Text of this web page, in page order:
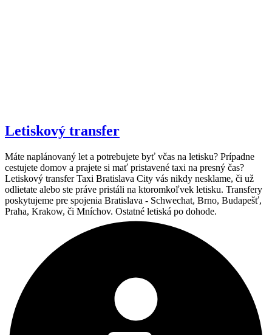
Letiskový transfer
Máte naplánovaný let a potrebujete byť včas na letisku? Prípadne
cestujete domov a prajete si mať pristavené taxi na presný čas?
Letiskový transfer Taxi Bratislava City vás nikdy nesklame, či už
odlietate alebo ste práve pristáli na ktoromkoľvek letisku. Transfery
poskytujeme pre spojenia Bratislava - Schwechat, Brno, Budapešť,
Praha, Krakow, či Mníchov. Ostatné letiská po dohode.